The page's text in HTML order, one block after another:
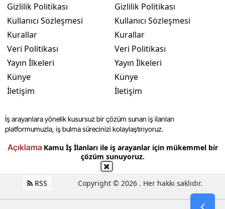
Gizlilik Politikası
Kullanıcı Sözleşmesi
Kurallar
Veri Politikası
Yayın İlkeleri
Künye
İletişim
Gizlilik Politikası
Kullanıcı Sözleşmesi
Kurallar
Veri Politikası
Yayın İlkeleri
Künye
İletişim
İş arayanlara yönelik kusursuz bir çözüm sunan iş ilanları
platformumuzla, iş bulma sürecinizi kolaylaştırıyoruz.
Açıklama Kamu İş İlanları ile iş arayanlar için mükemmel bir
çözüm sunuyoruz.
RSS Copyright © 2026 . Her hakkı saklıdır.